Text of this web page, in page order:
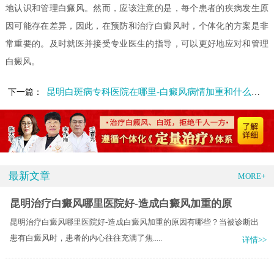
地认识和管理白癜风。然而，应该注意的是，每个患者的疾病发生原
因可能存在差异，因此，在预防和治疗白癜风时，个体化的方案是非
常重要的。及时就医并接受专业医生的指导，可以更好地应对和管理
白癜风。
下一篇： 昆明白斑病专科医院在哪里-白癜风病情加重和什么因素有关
最新文章 MORE+
昆明治疗白癜风哪里医院好-造成白癜风加重的原
昆明治疗白癜风哪里医院好-造成白癜风加重的原因有哪些？当被诊断出
患有白癜风时，患者的内心往往充满了焦.....
详情>>